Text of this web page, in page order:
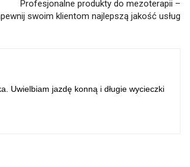
Profesjonalne produkty do mezoterapii –
swoim klientom najlepszą jakość usług
Uwielbiam jazdę konną i długie wycieczki